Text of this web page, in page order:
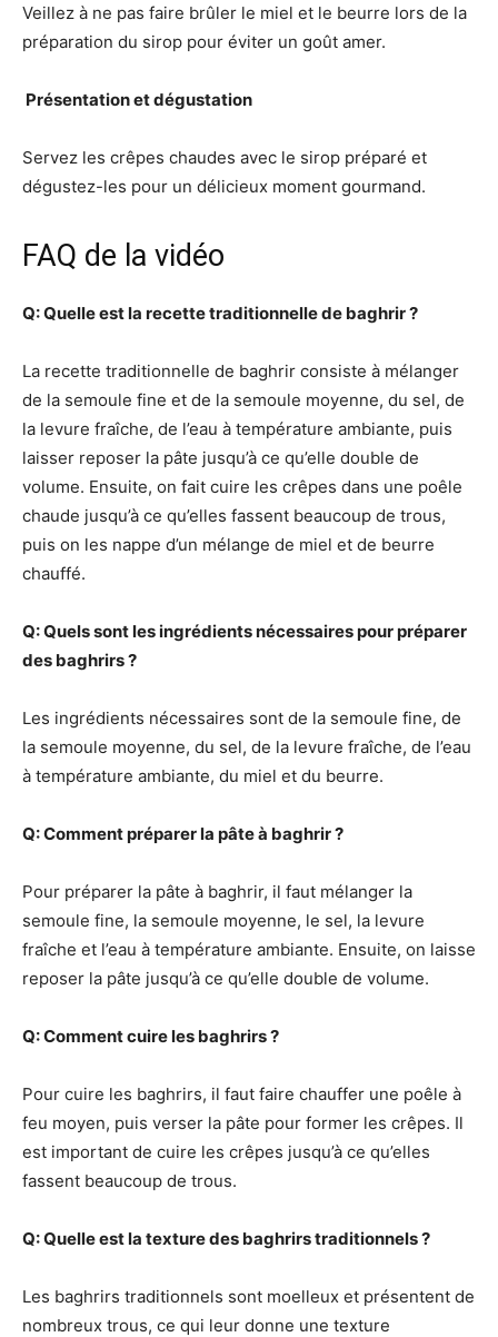
Veillez à ne pas faire brûler le miel et le beurre lors de la
préparation du sirop pour éviter un goût amer.
️ Présentation et dégustation
Servez les crêpes chaudes avec le sirop préparé et
dégustez-les pour un délicieux moment gourmand.
FAQ de la vidéo
Q: Quelle est la recette traditionnelle de baghrir ?
La recette traditionnelle de baghrir consiste à mélanger
de la semoule fine et de la semoule moyenne, du sel, de
la levure fraîche, de l’eau à température ambiante, puis
laisser reposer la pâte jusqu’à ce qu’elle double de
volume. Ensuite, on fait cuire les crêpes dans une poêle
chaude jusqu’à ce qu’elles fassent beaucoup de trous,
puis on les nappe d’un mélange de miel et de beurre
chauffé.
Q: Quels sont les ingrédients nécessaires pour préparer
des baghrirs ?
Les ingrédients nécessaires sont de la semoule fine, de
la semoule moyenne, du sel, de la levure fraîche, de l’eau
à température ambiante, du miel et du beurre.
Q: Comment préparer la pâte à baghrir ?
Pour préparer la pâte à baghrir, il faut mélanger la
semoule fine, la semoule moyenne, le sel, la levure
fraîche et l’eau à température ambiante. Ensuite, on laisse
reposer la pâte jusqu’à ce qu’elle double de volume.
Q: Comment cuire les baghrirs ?
Pour cuire les baghrirs, il faut faire chauffer une poêle à
feu moyen, puis verser la pâte pour former les crêpes. Il
est important de cuire les crêpes jusqu’à ce qu’elles
fassent beaucoup de trous.
Q: Quelle est la texture des baghrirs traditionnels ?
Les baghrirs traditionnels sont moelleux et présentent de
nombreux trous, ce qui leur donne une texture